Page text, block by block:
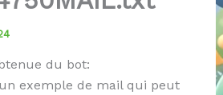
du bot:
exemple de mail qui peut